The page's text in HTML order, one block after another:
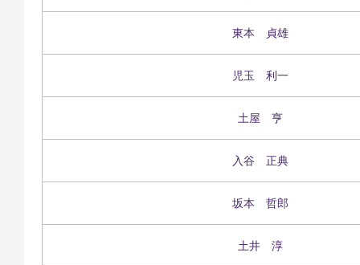
東本 貞雄
児玉 利一
土屋 亨
入谷 正典
坂本 哲郎
土井 淳